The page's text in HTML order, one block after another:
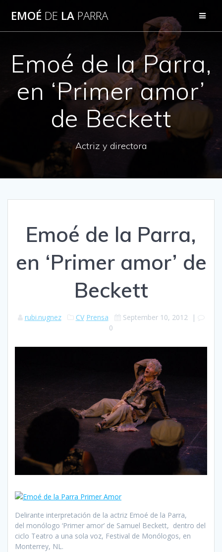
EMOÉ DE LA PARRA
Emoé de la Parra,
en ‘Primer amor’
de Beckett
Actriz y directora
Emoé de la Parra,
en ‘Primer amor’ de
Beckett
rubi.nugnez CV Prensa September 10, 2012 |
0
Delirante interpretación de la actriz Emoé de la Parra,
del monólogo ‘Primer amor’ de Samuel Beckett, dentro del
ciclo Teatro a una sola voz, Festival de Monólogos, en
Monterrey, NL.